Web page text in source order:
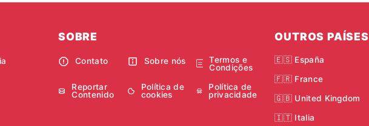
SOBRE
Contato Sobre nós
Termos e
Condições
Reportar
Contenido
Política de
cookies
Política de
privacidade
OUTROS PAÍSES
🇪🇸 España
🇫🇷 France
🇬🇧 United Kingdom
🇮🇹 Italia